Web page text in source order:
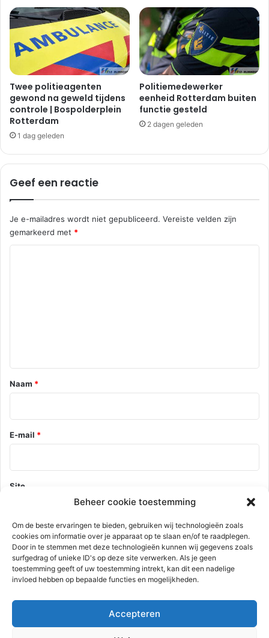
Beheer cookie toestemming
Om de beste ervaringen te bieden, gebruiken wij technologieën zoals
cookies om informatie over je apparaat op te slaan en/of te raadplegen.
Door in te stemmen met deze technologieën kunnen wij gegevens zoals
surfgedrag of unieke ID's op deze site verwerken. Als je geen
toestemming geeft of uw toestemming intrekt, kan dit een nadelige
invloed hebben op bepaalde functies en mogelijkheden.
Accepteren
g
e
R
o
t
e
r
d
a
m
e
r
|
o
t
t
e
r
d
Twee politieagenten
gewond na geweld tijdens
controle | Bospolderplein
Rotterdam
1 dag geleden
Politiemedewerker
eenheid Rotterdam buiten
functie gesteld
2 dagen geleden
Geef een reactie
Je e-mailadres wordt niet gepubliceerd. Vereiste velden zijn
gemarkeerd met *
*
Naam *
E-mail *
Site
Mijn naam, e-mail en site opslaan in deze browser voor de
volgende keer wanneer ik een reactie plaats.
reactie gegevens worden verwerkt .